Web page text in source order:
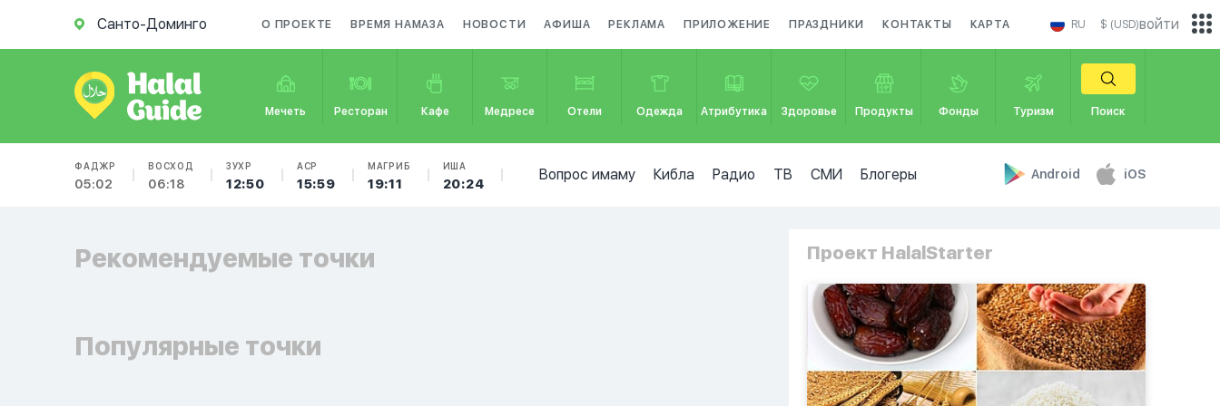
Санто-Доминго О ПРОЕКТЕ ВРЕМЯ НАМАЗА НОВОСТИ АФИША РЕКЛАМА ПРИЛОЖЕНИЕ ПРАЗДНИКИ КОНТАКТЫ КАРТА RU $ (USD)
Мечеть Ресторан Кафе Медресе Отели Одежда Атрибутика Здоровье Продукты Фонды Туризм Поиск
ФАДЖР
05:02
ВОСХОД
06:18
ЗУХР
12:50
АСР
15:59
МАГРИБ
19:11
ИША
20:24
Вопрос имаму Кибла Радио ТВ СМИ Блогеры Android iOS
войти
Проект HalalStarter
Рекомендуемые точки
Популярные точки